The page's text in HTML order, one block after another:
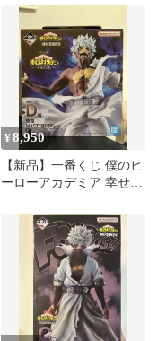
ュア
¥8,950
【新品】一番くじ 僕のヒ
ーローアカデミア 幸せの
だび